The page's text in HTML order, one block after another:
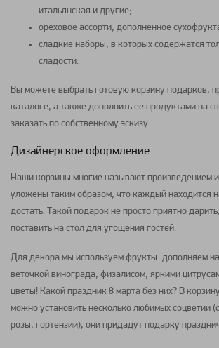
итальянская и другие;
ореховое ассорти, дополненное
сладкие наборы, в которых содержатся
сладости.
Вы можете выбрать готовую корзину подарков,
каталоге, а также дополнить ее продуктами на
заказать по собственному эскизу.
Дизайнерское оформление
Наши корзины многие называют произведением
уложены таким образом, что каждый находится
достать. Такой подарок не просто приятно
поставить на стол для угощения гостей.
Для декора мы используем фрукты: дополняем
веточкой винограда, физалисом, яркими
цветы! Какой праздник 8 марта без них? В
можно установить несколько любимых соцветий
розы, гортензии), они придадут подарку